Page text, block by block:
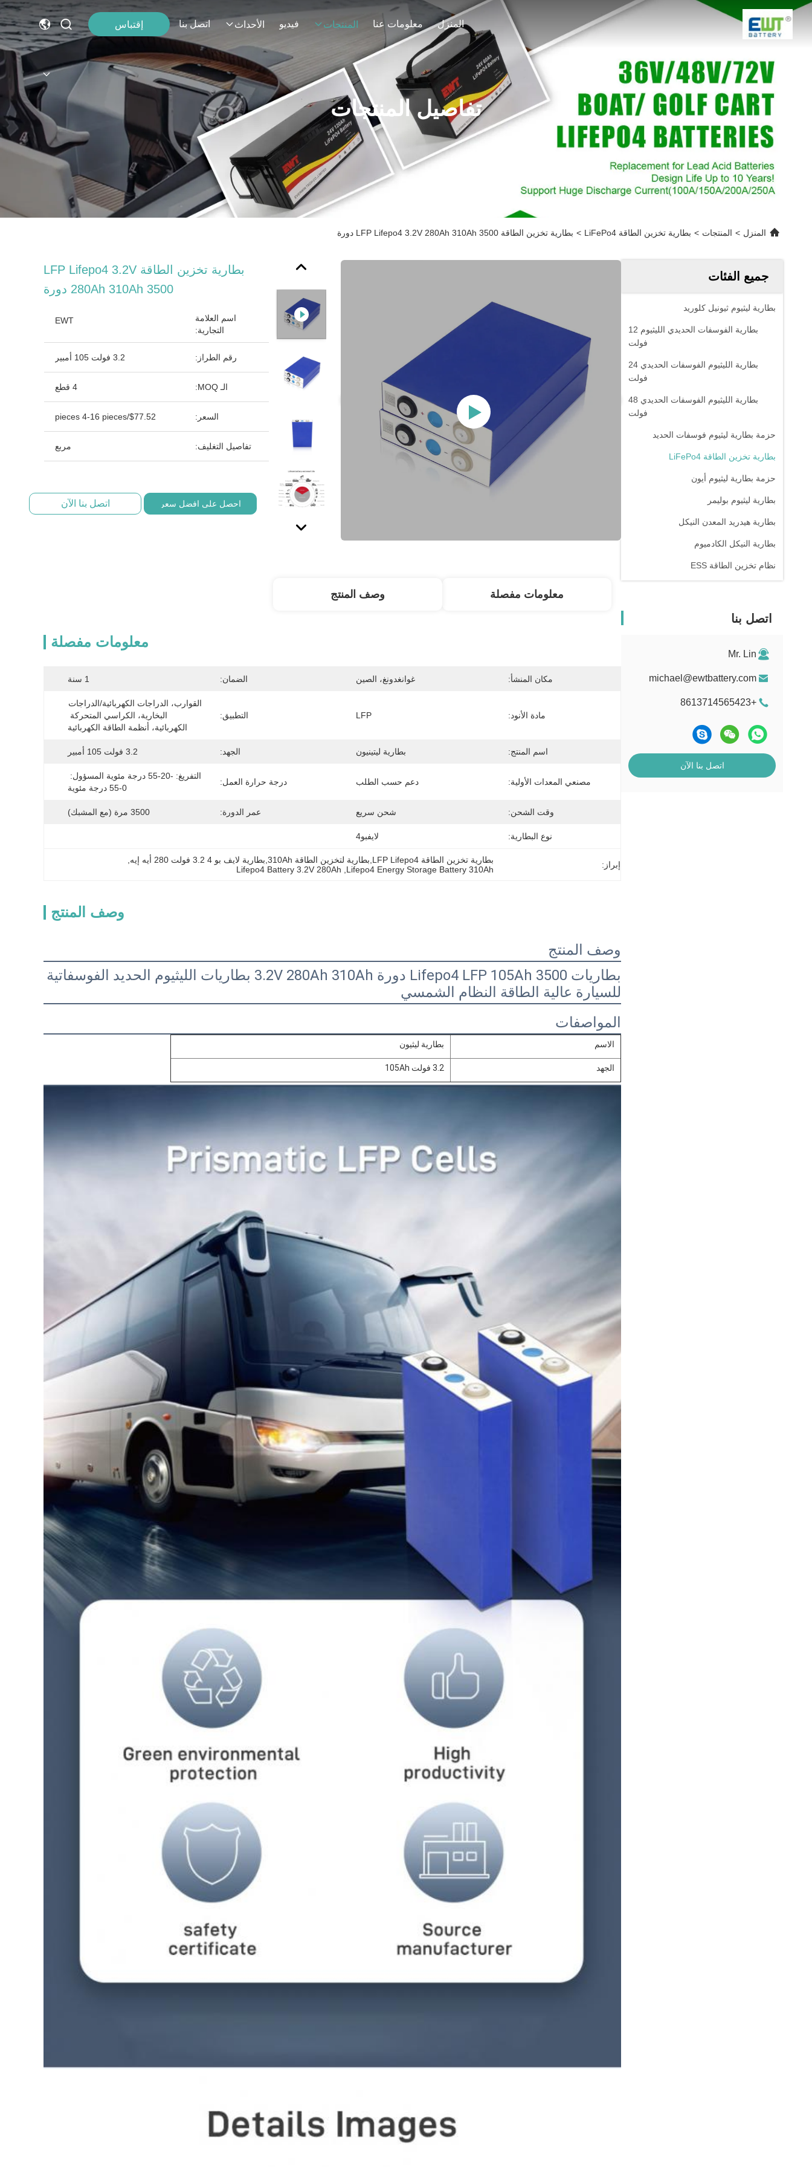
المنزل معلومات عنا المنتجات فيديو الأحداث اتصل بنا إقتباس
تفاصيل المنتجات
المنزل > المنتجات > بطارية تخزين الطاقة LiFePo4 > بطارية تخزين الطاقة LFP Lifepo4 3.2V 280Ah 310Ah 3500 دورة
جميع الفئات
بطارية ليثيوم ثيونيل كلوريد
بطارية الفوسفات الحديدي الليثيوم 12
فولت
بطارية الليثيوم الفوسفات الحديدي 24
فولت
بطارية الليثيوم الفوسفات الحديدي 48
فولت
حزمة بطارية ليثيوم فوسفات الحديد
بطارية تخزين الطاقة LiFePo4
حزمة بطارية ليثيوم أيون
بطارية ليثيوم بوليمر
بطارية هيدريد المعدن النيكل
بطارية النيكل الكادميوم
نظام تخزين الطاقة ESS
اتصل بنا
Mr. Lin
michael@ewtbattery.com
+8613714565423
اتصل بنا الآن
بطارية تخزين الطاقة LFP Lifepo4 3.2V
280Ah 310Ah 3500 دورة
اسم العلامة
التجارية:
EWT
رقم الطراز: 3.2 فولت 105 أمبير
الـ MOQ: 4 قطع
السعر: $77.52/pieces 4-16 pieces
تفاصيل التغليف: مربع
احصل على افضل سعر اتصل بنا الآن
معلومات مفصلة وصف المنتج
معلومات مفصلة
مكان المنشأ: غوانغدونغ، الصين الضمان: 1 سنة
مادة الأنود: LFP التطبيق:
الكهربائية، أنظمة الطاقة الكهربائية
اسم المنتج: بطارية ليتينيون الجهد: 3.2 فولت 105 أمبير
مصنعي المعدات الأولية: دعم حسب الطلب درجة حرارة العمل:
0-55 درجة مئوية
وقت الشحن: شحن سريع عمر الدورة: 3500 مرة (مع المشبك)
نوع البطارية: لايفبو4
إبراز: بطارية تخزين الطاقة LFP Lifepo4,بطارية لتخزين الطاقة 310Ah,بطارية لايف بو 4 3.2 فولت 280 أيه إيه
Lifepo4 Energy Storage Battery 310Ah
Lifepo4 Battery 3.2V 280Ah
وصف المنتج
وصف المنتج
بطاريات Lifepo4 LFP 105Ah 3500 دورة 3.2V 280Ah 310Ah بطاريات الليثيوم الحديد الفوسفاتية
للسيارة عالية الطاقة النظام الشمسي
المواصفات
الاسم بطارية ليثيون
الجهد 3.2 فولت 105Ah